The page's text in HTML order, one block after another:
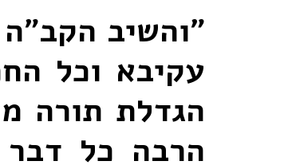
"והשיב הקב"ה
עקיבא וכל
הגדלת תורה
הרבה כל